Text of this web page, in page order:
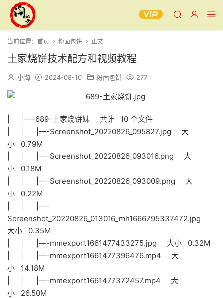
当前位置： 首页 粉面包饼 正文
土家烧饼技术配方和视频教程
小淘 2024-08-10 粉面包饼 277
| |—-689-土家烧饼妹 共计 10 个文件
| | |—-Screenshot_20220826_095827.jpg 大
小 0.79M
| | |—-Screenshot_20220826_093016.png 大
小 0.18M
| | |—-Screenshot_20220826_093009.png 大
小 0.22M
| | |—-
Screenshot_20220826_013016_mh1666795337472.jpg
大小 0.35M
| | |—-mmexport1661477433275.jpg 大小 0.32M
| | |—-mmexport1661477396476.mp4 大
小 14.18M
| | |—-mmexport1661477372457.mp4 大
小 26.50M